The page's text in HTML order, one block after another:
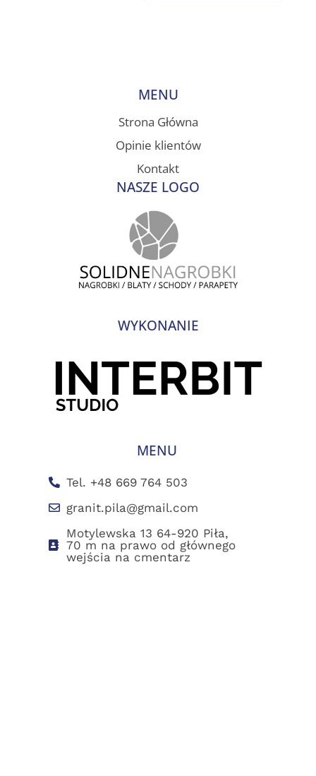
MENU
Strona Główna
Opinie klientów
Kontakt
NASZE LOGO
WYKONANIE
MENU
Tel. +48 669 764 503
granit.pila@gmail.com
Motylewska 13 64-920 Piła,
70 m na prawo od głównego
wejścia na cmentarz